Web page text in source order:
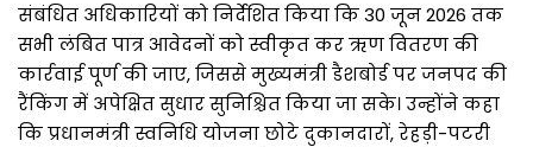
संबंधित अधिकारियों को निर्देशित किया कि 30 जून 2026 तक
सभी लंबित पात्र आवेदनों को स्वीकृत कर ऋण वितरण की
कार्रवाई पूर्ण की जाए, जिससे मुख्यमंत्री डैशबोर्ड पर जनपद की
रैंकिंग में अपेक्षित सुधार सुनिश्चित किया जा सके। उन्होंने कहा
कि प्रधानमंत्री स्वनिधि योजना छोटे दुकानदारों, रेहड़ी-पटरी